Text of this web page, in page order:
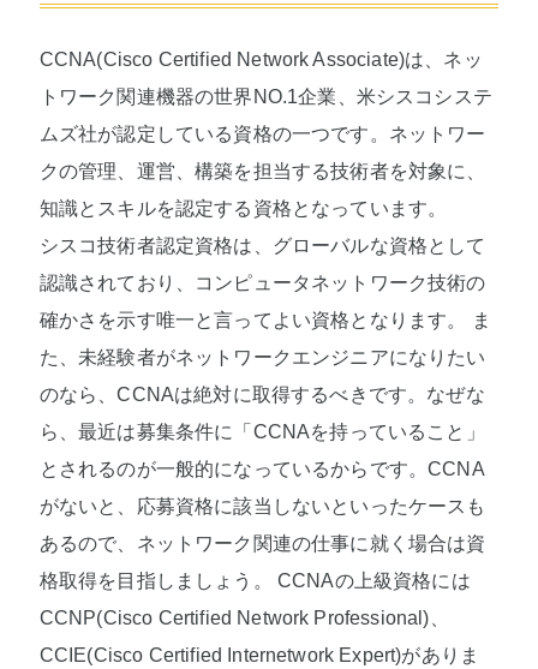
CCNA(Cisco Certified Network Associate)は、ネッ
トワーク関連機器の世界NO.1企業、米シスコシステ
ムズ社が認定している資格の一つです。ネットワー
クの管理、運営、構築を担当する技術者を対象に、
知識とスキルを認定する資格となっています。
シスコ技術者認定資格は、グローバルな資格として
認識されており、コンピュータネットワーク技術の
確かさを示す唯一と言ってよい資格となります。 ま
た、未経験者がネットワークエンジニアになりたい
のなら、CCNAは絶対に取得するべきです。なぜな
ら、最近は募集条件に「CCNAを持っていること」
とされるのが一般的になっているからです。CCNA
がないと、応募資格に該当しないといったケースも
あるので、ネットワーク関連の仕事に就く場合は資
格取得を目指しましょう。 CCNAの上級資格には
CCNP(Cisco Certified Network Professional)、
CCIE(Cisco Certified Internetwork Expert)がありま